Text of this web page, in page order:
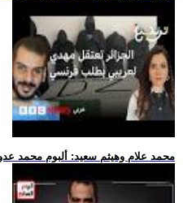
.. محمد علام وهيثم سعيد: ألبوم محمد